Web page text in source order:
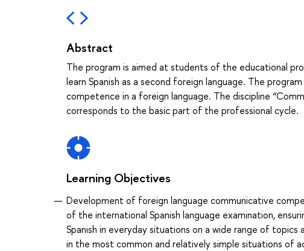
Abstract
The program is aimed at students of the educational
learn Spanish as a second foreign language. The
competence in a foreign language. The discipline
corresponds to the basic part of the professional cycle.
Learning Objectives
Development of foreign language communicative
of the international Spanish language examination,
Spanish in everyday situations on a wide range of
in the most common and relatively simple situations of